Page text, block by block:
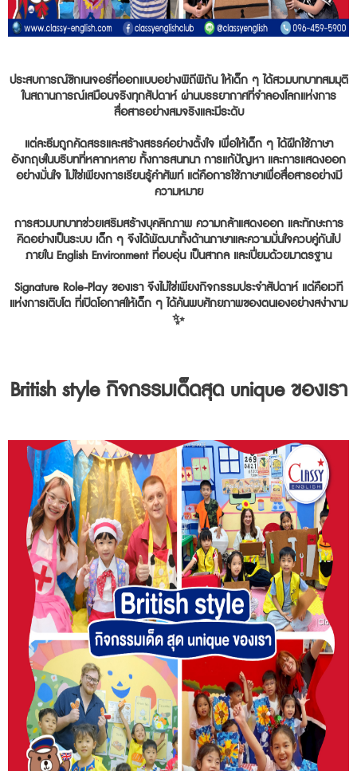
ประสบการณ์ซิกเนเจอร์ที่ออกแบบอย่างพิถีพิถัน ให้เด็ก ๆ ได้สวมบทบาทสมมุติ
ในสถานการณ์เสมือนจริงทุกสัปดาห์ ผ่านบรรยากาศที่จำลองโลกแห่งการ
สื่อสารอย่างสมจริงและมีระดับ
แต่ละธีมถูกคัดสรรและสร้างสรรค์อย่างตั้งใจ เพื่อให้เด็ก ๆ ได้ฝึกใช้ภาษา
อังกฤษในบริบทที่หลากหลาย ทั้งการสนทนา การแก้ปัญหา และการแสดงออก
อย่างมั่นใจ ไม่ใช่เพียงการเรียนรู้คำศัพท์ แต่คือการใช้ภาษาเพื่อสื่อสารอย่างมี
ความหมาย
การสวมบทบาทช่วยเสริมสร้างบุคลิกภาพ ความกล้าแสดงออก และทักษะการ
คิดอย่างเป็นระบบ เด็ก ๆ จึงได้พัฒนาทั้งด้านภาษาและความมั่นใจควบคู่กันไป
ภายใน English Environment ที่อบอุ่น เป็นสากล และเปี่ยมด้วยมาตรฐาน
Signature Role-Play ของเรา จึงไม่ใช่เพียงกิจกรรมประจำสัปดาห์ แต่คือเวที
แห่งการเติบโต ที่เปิดโอกาสให้เด็ก ๆ ได้ค้นพบศักยภาพของตนเองอย่างสง่างาม
✨
British style กิจกรรมเด็ดสุด unique ของเรา